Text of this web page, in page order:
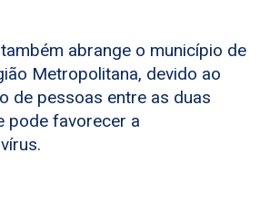
abrange o município de
Metropolitana, devido ao
de pessoas entre as duas
pode favorecer a